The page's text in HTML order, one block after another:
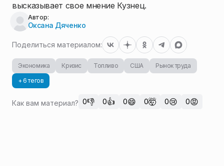
высказывает свое мнение Кузнец.
Автор:
Оксана Дяченко
Поделиться материалом:
Экономика Кризис Топливо США
Рынок труда
+ 6 тегов
Как вам материал? 0👎 0👍 0😄 0🤯 0😢 0😡